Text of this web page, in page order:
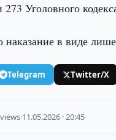
273 Уголовного
наказание в виде
Telegram Twitter/X
·11.05.2026 · 20:45